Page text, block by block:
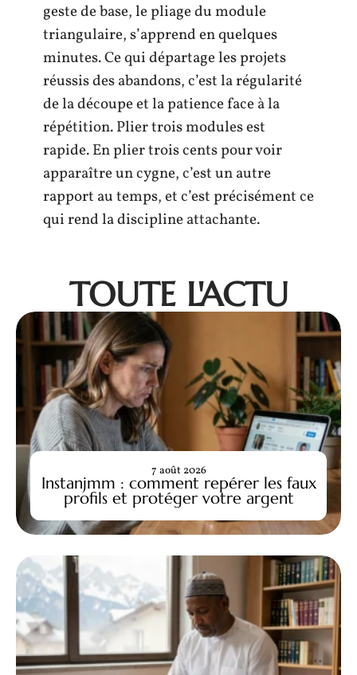
geste de base, le pliage du module
triangulaire, s’apprend en quelques
minutes. Ce qui départage les projets
réussis des abandons, c’est la régularité
de la découpe et la patience face à la
répétition. Plier trois modules est
rapide. En plier trois cents pour voir
apparaître un cygne, c’est un autre
rapport au temps, et c’est précisément ce
qui rend la discipline attachante.
TOUTE L'ACTU
Instanjmm : comment repérer les faux
profils et protéger votre argent
7 août 2026